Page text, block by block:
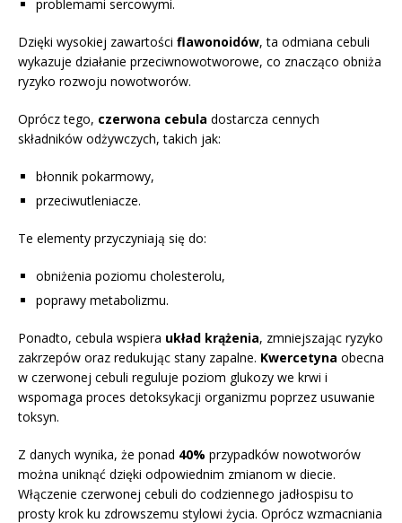
problemami sercowymi.
Dzięki wysokiej zawartości flawonoidów, ta odmiana cebuli
wykazuje działanie przeciwnowotworowe, co znacząco obniża
ryzyko rozwoju nowotworów.
Oprócz tego, czerwona cebula dostarcza cennych
składników odżywczych, takich jak:
błonnik pokarmowy,
przeciwutleniacze.
Te elementy przyczyniają się do:
obniżenia poziomu cholesterolu,
poprawy metabolizmu.
Ponadto, cebula wspiera układ krążenia, zmniejszając ryzyko
zakrzepów oraz redukując stany zapalne. Kwercetyna obecna
w czerwonej cebuli reguluje poziom glukozy we krwi i
wspomaga proces detoksykacji organizmu poprzez usuwanie
toksyn.
Z danych wynika, że ponad 40% przypadków nowotworów
można uniknąć dzięki odpowiednim zmianom w diecie.
Włączenie czerwonej cebuli do codziennego jadłospisu to
prosty krok ku zdrowszemu stylowi życia. Oprócz wzmacniania